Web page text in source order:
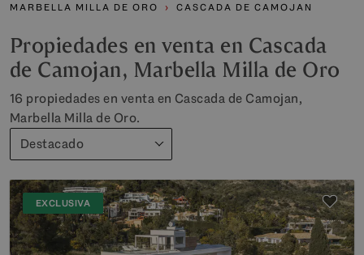
MARBELLA MILLA DE ORO CASCADA DE CAMOJAN
Propiedades en venta en Cascada
de Camojan, Marbella Milla de Oro
16 propiedades en venta en Cascada de Camojan,
Marbella Milla de Oro.
Destacado
EXCLUSIVA